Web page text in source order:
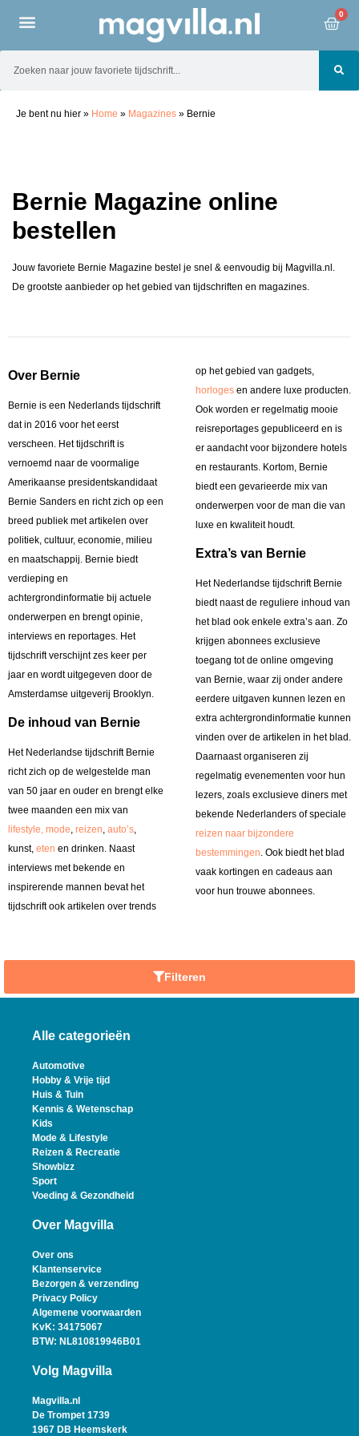
0
Je bent nu hier » Home » Magazines » Bernie
Bernie Magazine online
bestellen
Jouw favoriete Bernie Magazine bestel je snel & eenvoudig bij Magvilla.nl.
De grootste aanbieder op het gebied van tijdschriften en magazines.
Over Bernie
Bernie is een Nederlands tijdschrift
dat in 2016 voor het eerst
verscheen. Het tijdschrift is
vernoemd naar de voormalige
Amerikaanse presidentskandidaat
Bernie Sanders en richt zich op een
breed publiek met artikelen over
politiek, cultuur, economie, milieu
en maatschappij. Bernie biedt
verdieping en
achtergrondinformatie bij actuele
onderwerpen en brengt opinie,
interviews en reportages. Het
tijdschrift verschijnt zes keer per
jaar en wordt uitgegeven door de
Amsterdamse uitgeverij Brooklyn.
De inhoud van Bernie
Het Nederlandse tijdschrift Bernie
richt zich op de welgestelde man
van 50 jaar en ouder en brengt elke
twee maanden een mix van
lifestyle, mode, reizen, auto’s,
kunst, eten en drinken. Naast
interviews met bekende en
inspirerende mannen bevat het
tijdschrift ook artikelen over trends
op het gebied van gadgets,
horloges en andere luxe producten.
Ook worden er regelmatig mooie
reisreportages gepubliceerd en is
er aandacht voor bijzondere hotels
en restaurants. Kortom, Bernie
biedt een gevarieerde mix van
onderwerpen voor de man die van
luxe en kwaliteit houdt.
Extra’s van Bernie
Het Nederlandse tijdschrift Bernie
biedt naast de reguliere inhoud van
het blad ook enkele extra’s aan. Zo
krijgen abonnees exclusieve
toegang tot de online omgeving
van Bernie, waar zij onder andere
eerdere uitgaven kunnen lezen en
extra achtergrondinformatie kunnen
vinden over de artikelen in het blad.
Daarnaast organiseren zij
regelmatig evenementen voor hun
lezers, zoals exclusieve diners met
bekende Nederlanders of speciale
reizen naar bijzondere
bestemmingen. Ook biedt het blad
vaak kortingen en cadeaus aan
voor hun trouwe abonnees.
Filteren
Alle categorieën
Automotive
Hobby & Vrije tijd
Huis & Tuin
Kennis & Wetenschap
Kids
Mode & Lifestyle
Reizen & Recreatie
Showbizz
Sport
Voeding & Gezondheid
Over Magvilla
Over ons
Klantenservice
Bezorgen & verzending
Privacy Policy
Algemene voorwaarden
KvK: 34175067
BTW: NL810819946B01
Volg Magvilla
Magvilla.nl
De Trompet 1739
1967 DB Heemskerk